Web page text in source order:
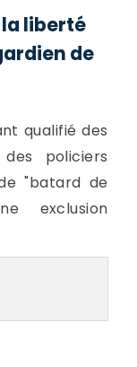
liberté
de
qualifié des
policiers
"batard de
exclusion